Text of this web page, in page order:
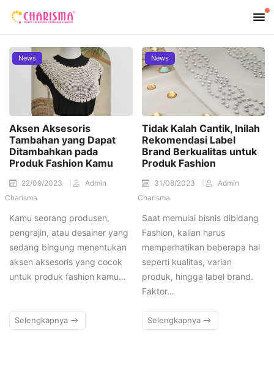
News
Aksen Aksesoris
Tambahan yang Dapat
Ditambahkan pada
Produk Fashion Kamu
22/09/2023
Admin
Charisma
Kamu seorang produsen,
pengrajin, atau desainer yang
sedang bingung menentukan
aksen aksesoris yang cocok
untuk produk fashion kamu…
Selengkapnya
News
Tidak Kalah Cantik, Inilah
Rekomendasi Label
Brand Berkualitas untuk
Produk Fashion
31/08/2023
Admin
Charisma
Saat memulai bisnis dibidang
Fashion, kalian harus
memperhatikan beberapa hal
seperti kualitas, varian
produk, hingga label brand.
Faktor…
Selengkapnya